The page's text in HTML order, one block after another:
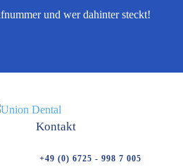
und wer dahinter steckt!
Kontakt
+49 (0) 6725 - 998 7 005